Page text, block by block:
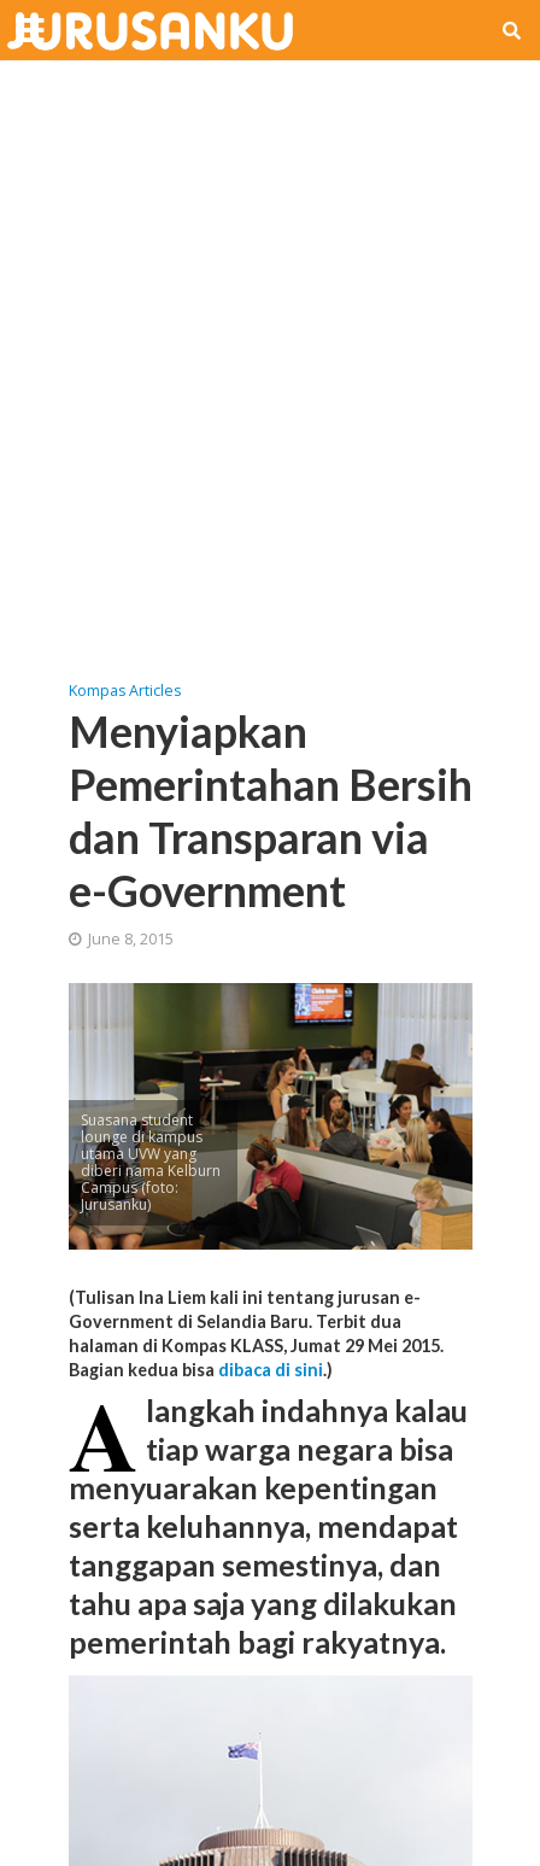
Kompas Articles
Menyiapkan
Pemerintahan Bersih
dan Transparan via
e-Government
June 8, 2015
Suasana student
lounge di kampus
utama UVW yang
diberi nama Kelburn
Campus (foto:
Jurusanku)
(Tulisan Ina Liem kali ini tentang jurusan e-
Government di Selandia Baru. Terbit dua
halaman di Kompas KLASS, Jumat 29 Mei 2015.
Bagian kedua bisa dibaca di sini.)
A langkah indahnya kalau
tiap warga negara bisa
menyuarakan kepentingan
serta keluhannya, mendapat
tanggapan semestinya, dan
tahu apa saja yang dilakukan
pemerintah bagi rakyatnya.